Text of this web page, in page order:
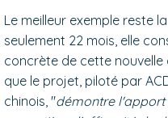
Le meilleur exemple reste
seulement 22 mois, elle
concrète de cette nouvelle
que le projet, piloté par
chinois, "démontre l'apport